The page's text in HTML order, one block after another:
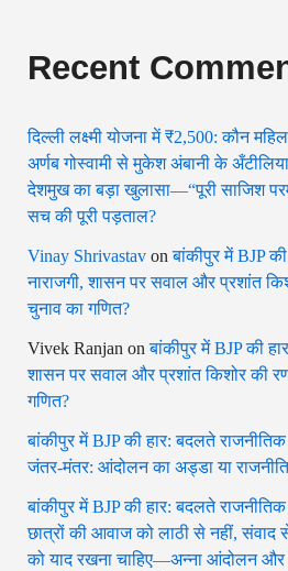
Recent
दिल्ली लक्ष्मी योजना में ₹2,500: कौन
अर्णब गोस्वामी से मुकेश अंबानी के
देशमुख का बड़ा खुलासा—“पूरी साजिश
सच की पूरी पड़ताल?
Vinay Shrivastav onबांकीपुर में BJP
नाराजगी, शासन पर सवाल और प्रशांत
चुनाव का गणित?
Vivek Ranjan onबांकीपुर में BJP की
शासन पर सवाल और प्रशांत किशोर की
गणित?
बांकीपुर में BJP की हार: बदलते
जंतर-मंतर: आंदोलन का अड्डा या
बांकीपुर में BJP की हार: बदलते
छात्रों की आवाज को लाठी से नहीं, संवाद
को याद रखना चाहिए—अन्ना आंदोलन और